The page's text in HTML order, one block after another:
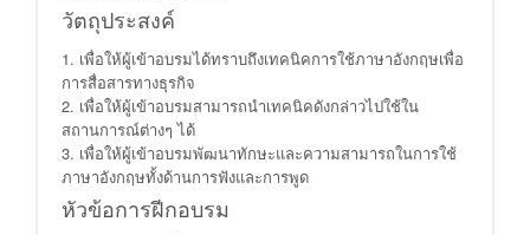
วัตถุประสงค์
1. เพื่อให้ผู้เข้าอบรมได้ทราบถึงเทคนิคการใช้ภาษาอังกฤษเพื่อ
การสื่อสารทางธุรกิจ
2. เพื่อให้ผู้เข้าอบรมสามารถนำเทคนิคดังกล่าวไปใช้ใน
สถานการณ์ต่างๆ ได้
3. เพื่อให้ผู้เข้าอบรมพัฒนาทักษะและความสามารถในการใช้
ภาษาอังกฤษทั้งด้านการฟังและการพูด
หัวข้อการฝีกอบรม